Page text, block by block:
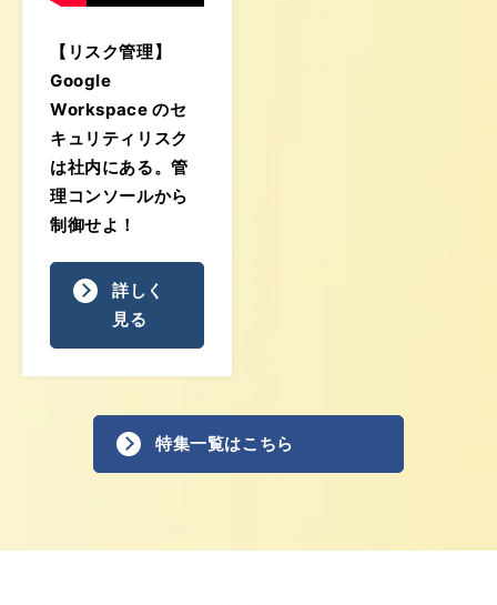
【リスク管理】
Google
Workspace のセ
キュリティリスク
は社内にある。管
理コンソールから
制御せよ！
詳しく
見る
特集一覧はこちら